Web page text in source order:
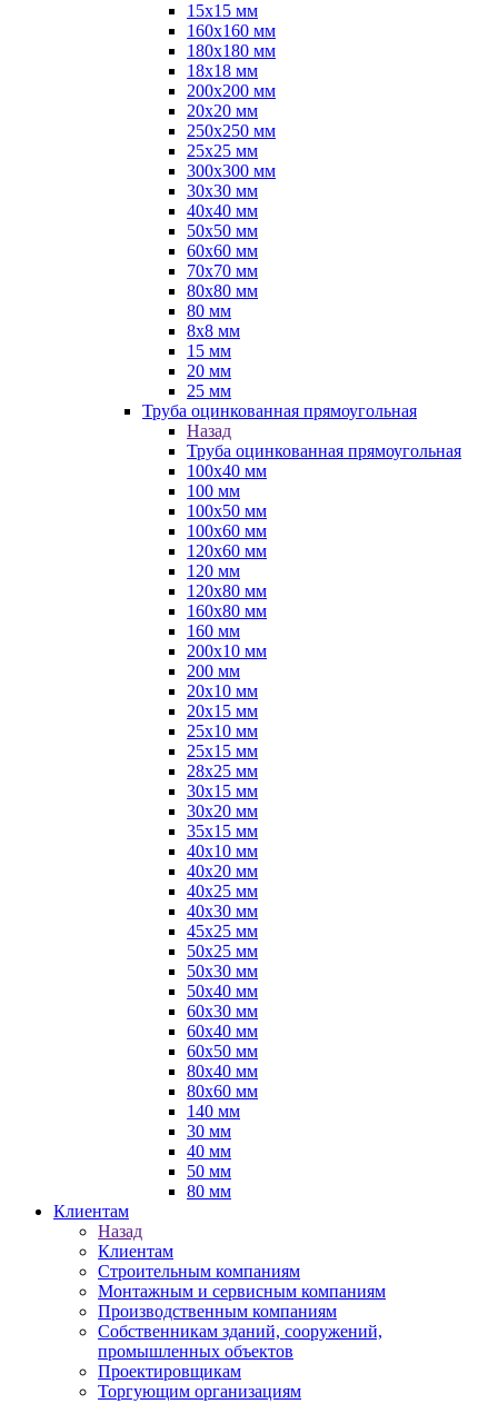
15х15 мм
160х160 мм
180х180 мм
18х18 мм
200х200 мм
20х20 мм
250х250 мм
25х25 мм
300х300 мм
30х30 мм
40х40 мм
50х50 мм
60х60 мм
70х70 мм
80х80 мм
80 мм
8х8 мм
15 мм
20 мм
25 мм
Труба оцинкованная прямоугольная
Назад
Труба оцинкованная прямоугольная
100х40 мм
100 мм
100х50 мм
100х60 мм
120х60 мм
120 мм
120х80 мм
160х80 мм
160 мм
200х10 мм
200 мм
20х10 мм
20х15 мм
25х10 мм
25х15 мм
28х25 мм
30х15 мм
30х20 мм
35х15 мм
40х10 мм
40х20 мм
40х25 мм
40х30 мм
45х25 мм
50х25 мм
50х30 мм
50х40 мм
60х30 мм
60х40 мм
60х50 мм
80х40 мм
80х60 мм
140 мм
30 мм
40 мм
50 мм
80 мм
Клиентам
Назад
Клиентам
Строительным компаниям
Монтажным и сервисным компаниям
Производственным компаниям
Собственникам зданий, сооружений,
промышленных объектов
Проектировщикам
Торгующим организациям